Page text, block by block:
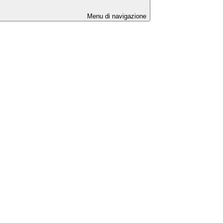
Menu di navigazione